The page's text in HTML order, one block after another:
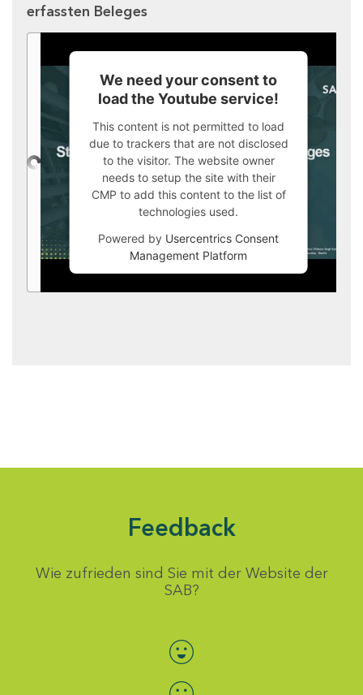
erfassten Beleges
We need your consent to
load the Youtube service!
This content is not permitted to load
due to trackers that are not disclosed
to the visitor. The website owner
needs to setup the site with their
CMP to add this content to the list of
technologies used.
Powered by Usercentrics Consent
Management Platform
Feedback
Wie zufrieden sind Sie mit der Website der
SAB?
Bewertung auswählen